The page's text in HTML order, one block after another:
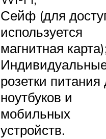
Сейф (для
используется
магнитная
розетки питания
ноутбуков и
мобильных
устройств.